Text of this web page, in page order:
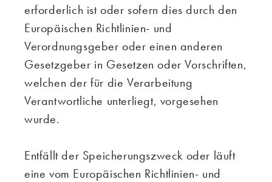
erforderlich ist oder sofern dies durch den
Europäischen Richtlinien- und
Verordnungsgeber oder einen anderen
Gesetzgeber in Gesetzen oder Vorschriften,
welchen der für die Verarbeitung
Verantwortliche unterliegt, vorgesehen
wurde.
Entfällt der Speicherungszweck oder läuft
eine vom Europäischen Richtlinien- und